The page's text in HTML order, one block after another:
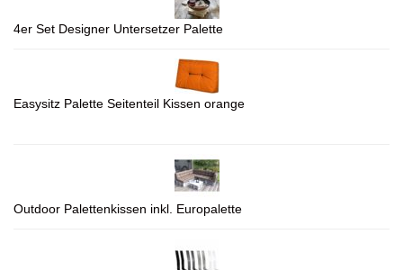
4er Set Designer Untersetzer Palette
Easysitz Palette Seitenteil Kissen orange
Outdoor Palettenkissen inkl. Europalette